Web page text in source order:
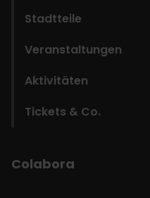
Stadtteile
Veranstaltungen
Aktivitäten
Tickets & Co.
Colabora